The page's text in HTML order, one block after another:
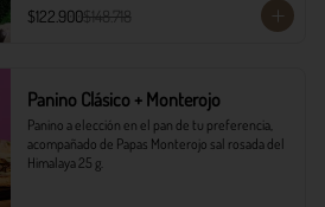
$122.900$148.718
Panino Clásico + Monterojo
Panino a elección en el pan de tu preferencia,
acompañado de Papas Monterojo sal rosada del
Himalaya 25 g.